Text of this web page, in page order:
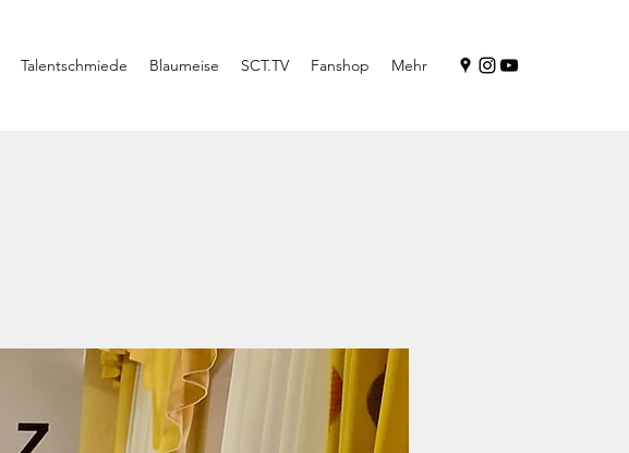
Talentschmiede Blaumeise SCT.TV Fanshop Mehr